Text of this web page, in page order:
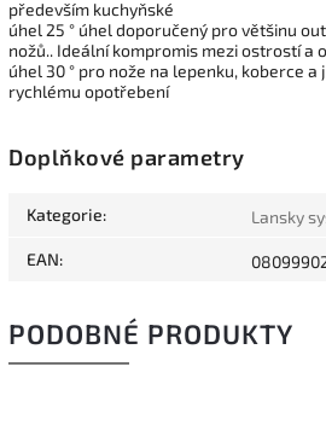
především kuchyňské
úhel 25 ° úhel doporučený pro většinu
nožů.. Ideální kompromis mezi ostrostí a
úhel 30 ° pro nože na lepenku, koberce a
rychlému opotřebení
Doplňkové parametry
Kategorie: Lansky
EAN:
PODOBNÉ PRODUKTY